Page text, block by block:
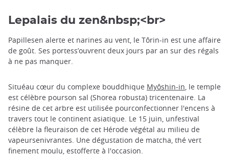
Lepalais du zen&nbsp;<br>
Papillesen alerte et narines au vent, le Tôrin-in est une affaire
de goût. Ses portess’ouvrent deux jours par an sur des régals
à ne pas manquer.
Situéau cœur du complexe bouddhique Myôshin-in , le temple
est célèbre pourson sal (Shorea robusta) tricentenaire. La
résine de cet arbre est utilisée pourconfectionner l'encens à
travers tout le continent asiatique. Le 15 juin, unfestival
célèbre la fleuraison de cet Hérode végétal au milieu de
vapeursenivrantes. Une dégustation de matcha, thé vert
finement moulu, estofferte à l'occasion.